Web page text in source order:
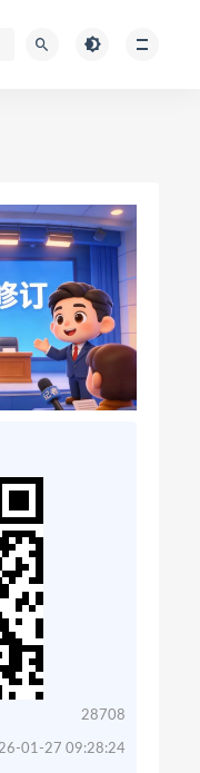
28708
01-27 09:28:24